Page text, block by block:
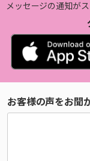
メッセージの通知が
お客様の声をお聞